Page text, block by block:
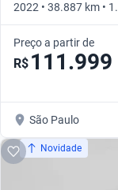
2022 • 38.887 km •
Preço a partir de
R$ 111.999
São Paulo
Novidade